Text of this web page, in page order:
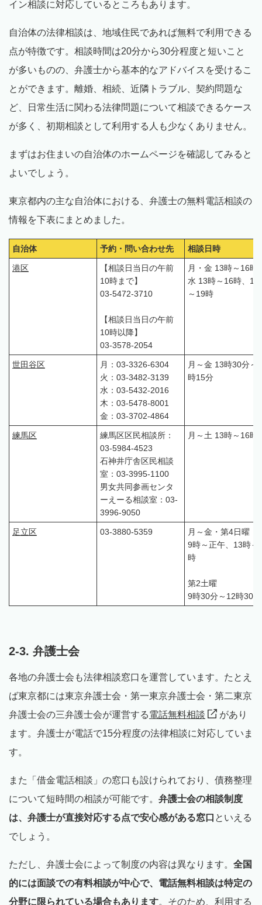
イン相談に対応しているところもあります。
自治体の法律相談は、地域住民であれば無料で利用できる
点が特徴です。相談時間は20分から30分程度と短いこと
が多いものの、弁護士から基本的なアドバイスを受けるこ
とができます。離婚、相続、近隣トラブル、契約問題な
ど、日常生活に関わる法律問題について相談できるケース
が多く、初期相談として利用する人も少なくありません。
まずはお住まいの自治体のホームページを確認してみると
よいでしょう。
東京都内の主な自治体における、弁護士の無料電話相談の
情報を下表にまとめました。
自治体 予約・問い合わせ先 相談日時
港区
【相談日当日の午前
10時まで】
03-5472-3710
【相談日当日の午前
10時以降】
03-3578-2054
月・金 13時～16時
水 13時～16時、17
～19時
世田谷区
月：03-3326-6304
火：03-3482-3139
水：03-5432-2016
木：03-5478-8001
金：03-3702-4864
月～金 13時30分～
時15分
練馬区
練馬区区民相談所：
03-5984-4523
石神井庁舎区民相談
室：03-3995-1100
男女共同参画センタ
ーえーる相談室：03-
3996-9050
月～土 13時～16時
足立区 03-3880-5359
月～金・第4日曜
9時～正午、13時～
時
第2土曜
9時30分～12時30分
2-3. 弁護士会
各地の弁護士会も法律相談窓口を運営しています。たとえ
ば東京都には東京弁護士会・第一東京弁護士会・第二東京
弁護士会の三弁護士会が運営する電話無料相談
があり
ます。弁護士が電話で15分程度の法律相談に対応していま
す。
また「借金電話相談」の窓口も設けられており、債務整理
について短時間の相談が可能です。 弁護士会の相談制度
は、弁護士が直接対応する点で安心感がある窓口 といえる
でしょう。
ただし、弁護士会によって制度の内容は異なります。 全国
的には面談での有料相談が中心で、電話無料相談は特定の
分野に限られている場合もあります。そのため、利用する